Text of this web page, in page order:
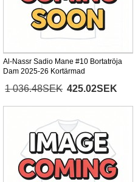
Al-Nassr Sadio Mane #10 Bortatröja
Dam 2025-26 Kortärmad
1 036.48SEK 425.02SEK